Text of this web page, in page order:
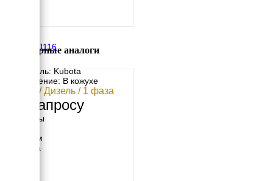
Kubota J116
Двигатель: Kubota
Исполнение: В кожухе
16 кВт / Дизель / 1 фаза
По запросу
Размеры
1300 мм
Ширина
Популярные аналоги